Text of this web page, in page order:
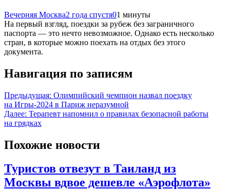
Вечерняя Москва2 года спустя01 минуты
На первый взгляд, поездки за рубеж без заграничного
паспорта — это нечто невозможное. Однако есть несколько
стран, в которые можно поехать на отдых без этого
документа.
Навигация по записям
Предыдущая: Олимпийский чемпион назвал поездку
на Игры-2024 в Париж неразумной
Далее: Терапевт напомнил о правилах безопасной работы
на грядках
Похожие новости
Туристов отвезут в Таиланд из
Москвы вдвое дешевле «Аэрофлота»